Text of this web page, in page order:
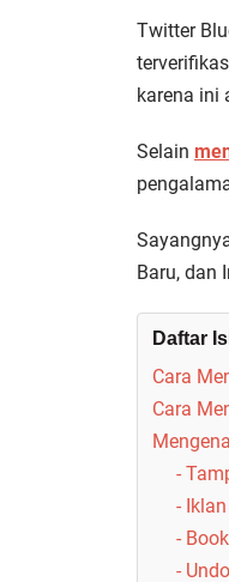
Twitter
karena ini
Selain
Baru, dan
Daftar
Cara
Cara
-
-
-
-